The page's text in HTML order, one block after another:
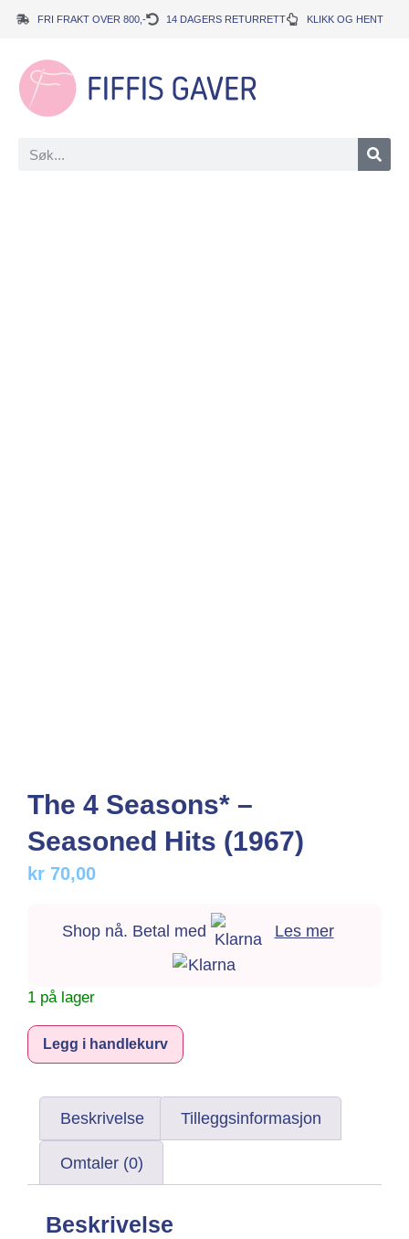
FRI FRAKT OVER 800,- 14 DAGERS RETURRETT KLIKK OG HENT
The 4 Seasons* –
Seasoned Hits (1967)
kr 70,00
Shop nå. Betal med Les mer
1 på lager
Legg i handlekurv
Beskrivelse Tilleggsinformasjon
Omtaler (0)
Beskrivelse